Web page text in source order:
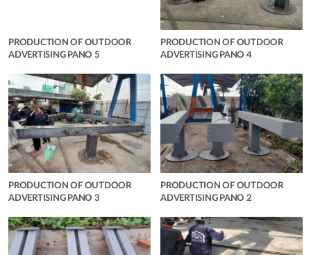
PRODUCTION OF OUTDOOR
ADVERTISING PANO 5
PRODUCTION OF OUTDOOR
ADVERTISING PANO 4
PRODUCTION OF OUTDOOR
ADVERTISING PANO 3
PRODUCTION OF OUTDOOR
ADVERTISING PANO 2